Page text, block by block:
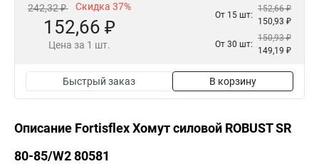
242,32 ₽ Скидка 37%
152,66 ₽
Цена за 1 шт.
От 15 шт:
152,66 ₽
150,93 ₽
От 30 шт:
150,93 ₽
149,19 ₽
Быстрый заказ В корзину
Описание Fortisflex Хомут силовой ROBUST SR
80-85/W2 80581